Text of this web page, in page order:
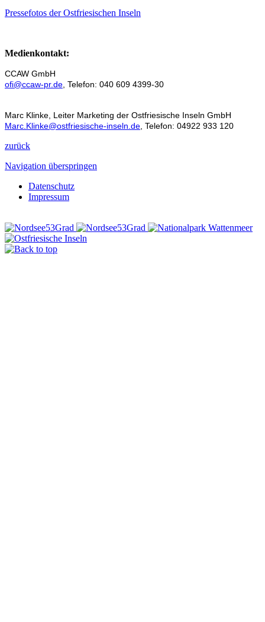
Pressefotos der Ostfriesischen Inseln
Medienkontakt:
CCAW GmbH
ofi@ccaw-pr.de , Telefon: 040 609 4399-30
Marc Klinke, Leiter Marketing der Ostfriesische Inseln GmbH
Marc.Klinke@ostfriesische-inseln.de , Telefon: 04922 933 120
zurück
Navigation überspringen
Datenschutz
Impressum